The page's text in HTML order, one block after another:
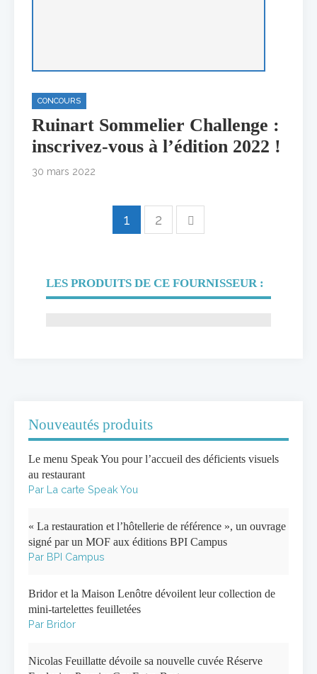
CONCOURS
Ruinart Sommelier Challenge :
inscrivez-vous à l’édition 2022 !
30 mars 2022
1 2
LES PRODUITS DE CE FOURNISSEUR :
Nouveautés produits
Le menu Speak You pour l’accueil des déficients visuels
au restaurant
Par La carte Speak You
« La restauration et l’hôtellerie de référence », un ouvrage
signé par un MOF aux éditions BPI Campus
Par BPI Campus
Bridor et la Maison Lenôtre dévoilent leur collection de
mini-tartelettes feuilletées
Par Bridor
Nicolas Feuillatte dévoile sa nouvelle cuvée Réserve